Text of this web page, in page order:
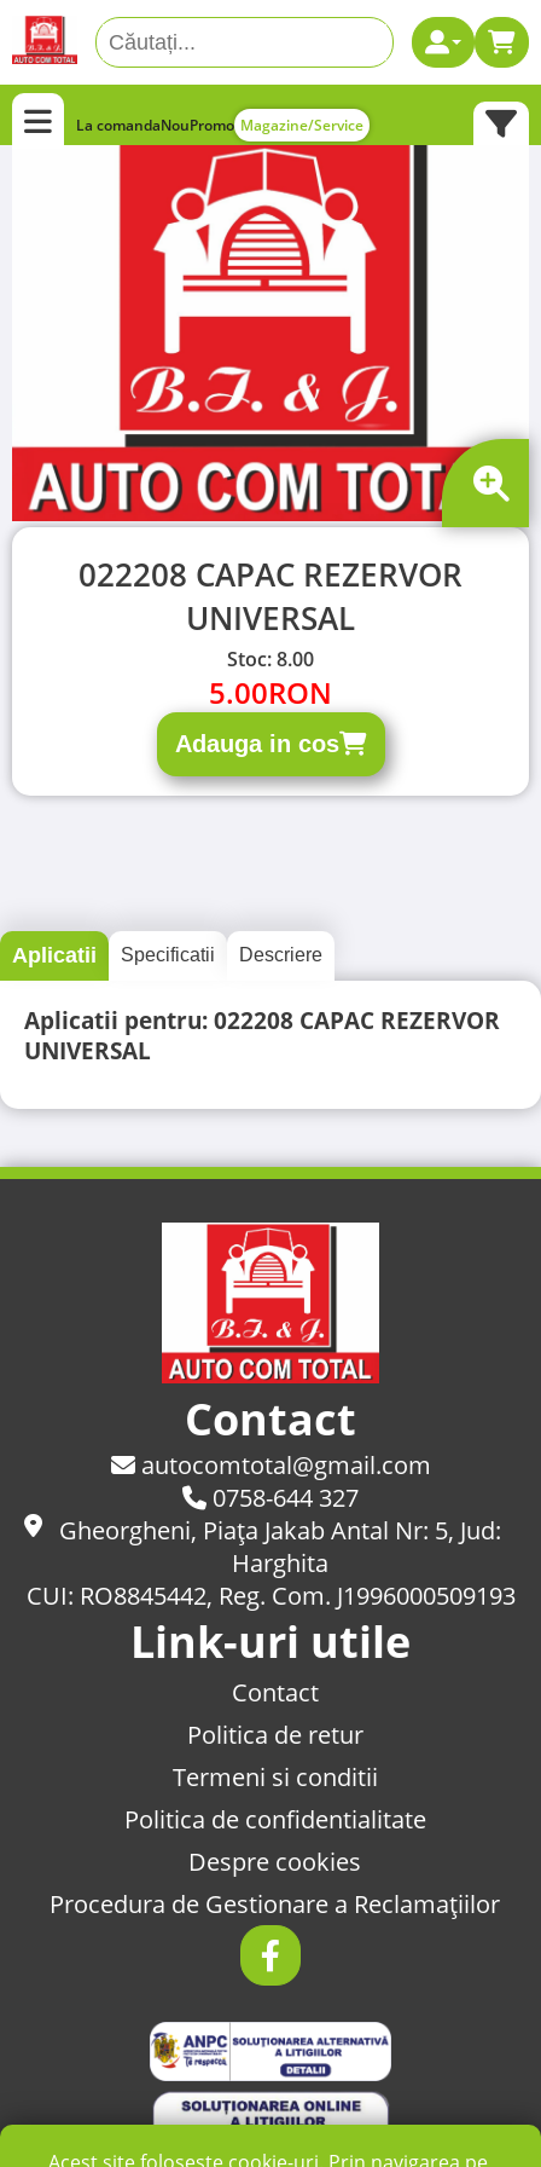
La comandaNouPromo Magazine/Service
022208 CAPAC REZERVOR
UNIVERSAL
Stoc: 8.00
5.00RON
Adauga in cos
Aplicatii Specificatii Descriere
Aplicatii pentru: 022208 CAPAC REZERVOR
UNIVERSAL
Contact
autocomtotal@gmail.com
0758-644 327
Gheorgheni, Piaţa Jakab Antal Nr: 5, Jud:
Harghita
CUI: RO8845442, Reg. Com. J1996000509193
Link-uri utile
Contact
Politica de retur
Termeni si conditii
Politica de confidentialitate
Despre cookies
Procedura de Gestionare a Reclamațiilor